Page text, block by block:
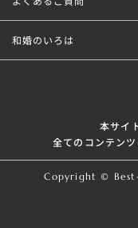
和婚のいろは
本サイ
全てのコンテン
Copyright ©